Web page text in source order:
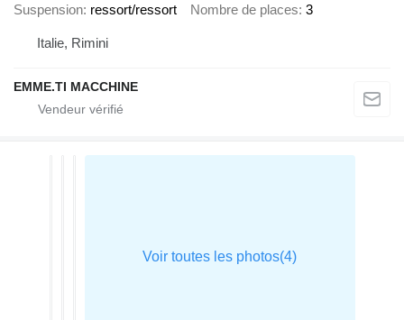
Suspension ressort/ressort Nombre de places 3
Italie, Rimini
EMME.TI MACCHINE